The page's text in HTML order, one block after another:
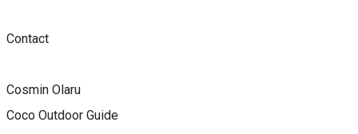
Contact
Cosmin Olaru
Coco Outdoor Guide